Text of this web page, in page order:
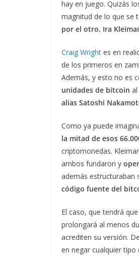
hay en juego. Quizás
magnitud de lo que se
por el otro, Ira
Craig Wright es en
de los primeros en
Además, y esto no es
unidades de bitcoin
alias Satoshi
Como ya puede
la mitad de esos
criptomonedas.
ambos fundaron y
además estructuraban
código fuente del
El caso, que tendrá
prolongará al menos
acrediten su versión.
en negar cualquier tipo